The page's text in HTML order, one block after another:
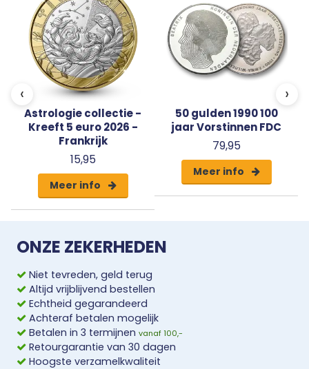
‹
Astrologie collectie -
Kreeft 5 euro 2026 -
Frankrijk
15,95
Meer info
50 gulden 1990 100
jaar Vorstinnen FDC
79,95
Meer info
›
ONZE ZEKERHEDEN
Niet tevreden, geld terug
Altijd vrijblijvend bestellen
Echtheid gegarandeerd
Achteraf betalen mogelijk
Betalen in 3 termijnen vanaf 100,-
Retourgarantie van 30 dagen
Hoogste verzamelkwaliteit